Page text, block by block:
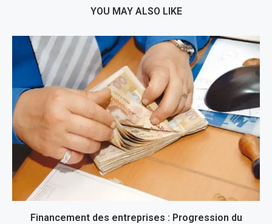
YOU MAY ALSO LIKE
Financement des entreprises : Progression du